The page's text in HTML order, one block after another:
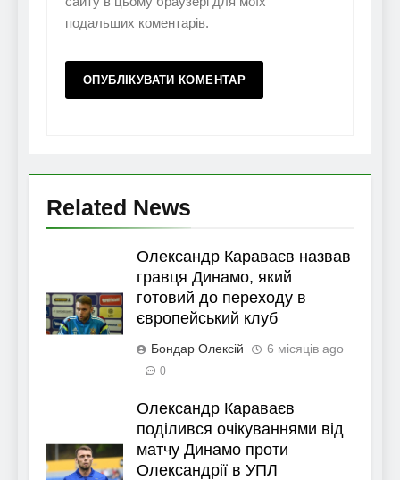
подальших коментарів.
Related News
Олександр Караваєв назвав
гравця Динамо, який
готовий до переходу в
європейський клуб
Бондар Олексій 6 місяців ago
0
Олександр Караваєв
поділився очікуваннями від
матчу Динамо проти
Олександрії в УПЛ